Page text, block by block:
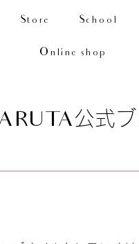
Store School
Online shop
公式